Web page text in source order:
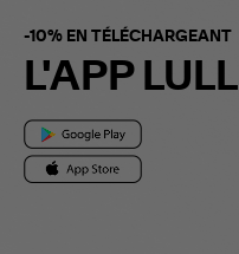
-10% EN TÉLÉCHARGEANT
L'APP LULLI